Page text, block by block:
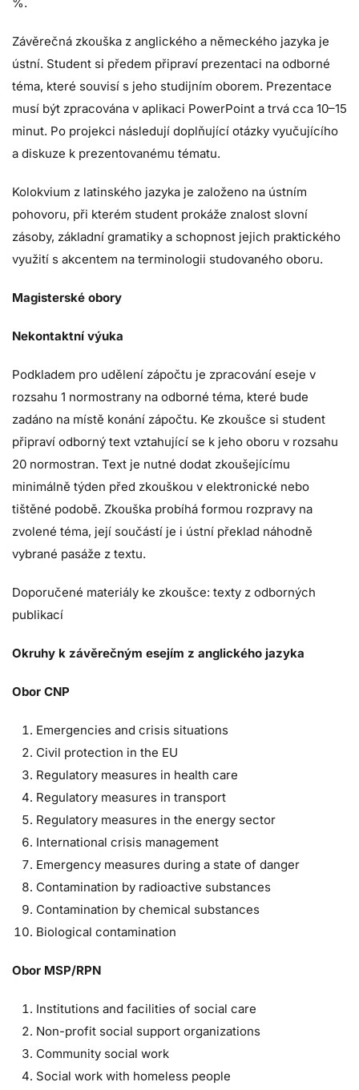
Závěrečná zkouška z anglického a německého jazyka je
ústní. Student si předem připraví prezentaci na odborné
téma, které souvisí s jeho studijním oborem. Prezentace
musí být zpracována v aplikaci PowerPoint a trvá cca 10–15
minut. Po projekci následují doplňující otázky vyučujícího
a diskuze k prezentovanému tématu.
Kolokvium z latinského jazyka je založeno na ústním
pohovoru, při kterém student prokáže znalost slovní
zásoby, základní gramatiky a schopnost jejich praktického
využití s akcentem na terminologii studovaného oboru.
Magisterské obory
Nekontaktní výuka
Podkladem pro udělení zápočtu je zpracování eseje v
rozsahu 1 normostrany na odborné téma, které bude
zadáno na místě konání zápočtu. Ke zkoušce si student
připraví odborný text vztahující se k jeho oboru v rozsahu
20 normostran. Text je nutné dodat zkoušejícímu
minimálně týden před zkouškou v elektronické nebo
tištěné podobě. Zkouška probíhá formou rozpravy na
zvolené téma, její součástí je i ústní překlad náhodně
vybrané pasáže z textu.
Doporučené materiály ke zkoušce: texty z odborných
publikací
Okruhy k závěrečným esejím z anglického jazyka
Obor CNP
Emergencies and crisis situations
Civil protection in the EU
Regulatory measures in health care
Regulatory measures in transport
Regulatory measures in the energy sector
International crisis management
Emergency measures during a state of danger
Contamination by radioactive substances
Contamination by chemical substances
Biological contamination
Obor MSP/RPN
Institutions and facilities of social care
Non-profit social support organizations
Community social work
Social work with homeless people